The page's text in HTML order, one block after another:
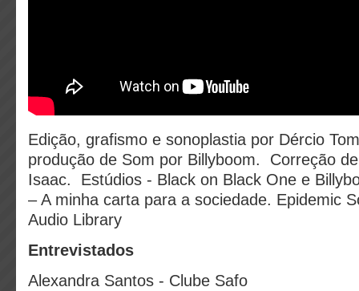
Edição, grafismo e sonoplastia por Dércio
produção de Som por Billyboom. Correção
Isaac. Estúdios - Black on Black One e
– A minha carta para a sociedade. Epidemic
Audio Library
Entrevistados
Alexandra Santos - Clube Safo